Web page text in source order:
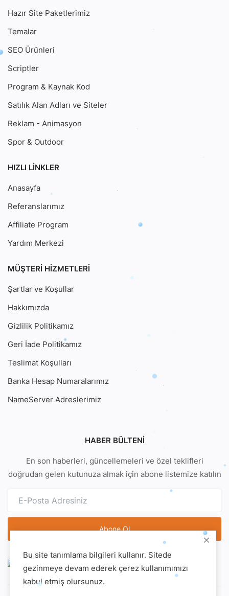
Hazır Site Paketlerimiz
Temalar
SEO Ürünleri
Scriptler
Program & Kaynak Kod
Satılık Alan Adları ve Siteler
Reklam - Animasyon
Spor & Outdoor
HIZLI LINKLER
Anasayfa
Referanslarımız
Affiliate Program
Yardım Merkezi
MÜŞTERI HIZMETLERI
Şartlar ve Koşullar
Hakkımızda
Gizlilik Politikamız
Geri İade Politikamız
Teslimat Koşulları
Banka Hesap Numaralarımız
NameServer Adreslerimiz
HABER BÜLTENI
En son haberleri, güncellemeleri ve özel teklifleri
doğrudan gelen kutunuza almak için abone listemize katılın
Abone Ol
Bu site tanımlama bilgileri kullanır. Sitede
gezinmeye devam ederek çerez kullanımımızı
kabul etmiş olursunuz.